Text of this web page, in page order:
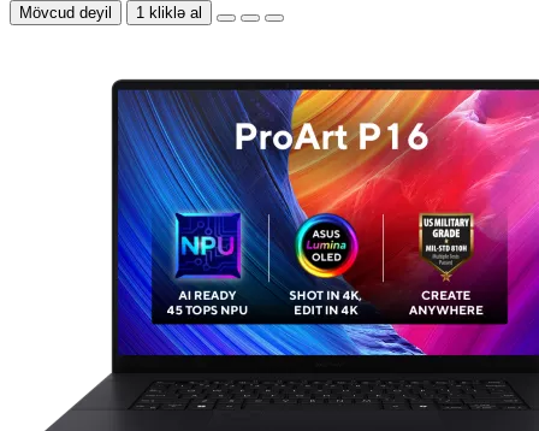
Mövcud deyil 1 kliklə al